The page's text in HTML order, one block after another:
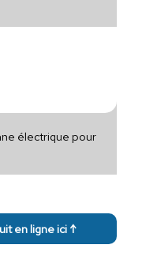
électrique pour
en ligne ici ↑